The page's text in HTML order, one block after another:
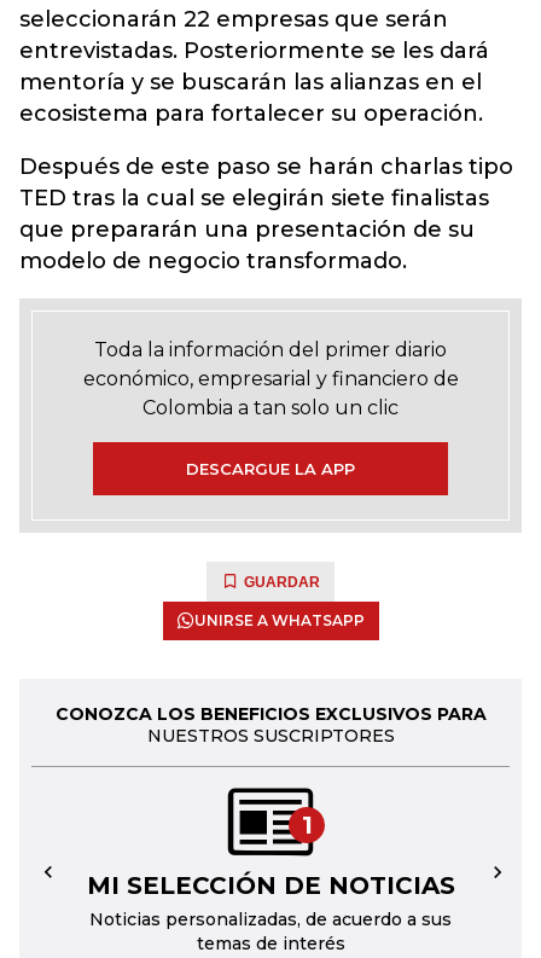
seleccionarán 22 empresas que serán
entrevistadas. Posteriormente se les dará
mentoría y se buscarán las alianzas en el
ecosistema para fortalecer su operación.
Después de este paso se harán charlas tipo
TED tras la cual se elegirán siete finalistas
que prepararán una presentación de su
modelo de negocio transformado.
Toda la información del primer diario
económico, empresarial y financiero de
Colombia a tan solo un clic
DESCARGUE LA APP
GUARDAR
UNIRSE A WHATSAPP
CONOZCA LOS BENEFICIOS EXCLUSIVOS PARA
NUESTROS SUSCRIPTORES
1
MI SELECCIÓN DE NOTICIAS
Noticias personalizadas, de acuerdo a sus
temas de interés
← →